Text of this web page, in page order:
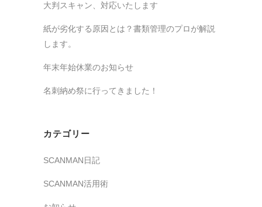
大判スキャン、対応いたします
紙が劣化する原因とは？書類管理のプロが解説
します。
年末年始休業のお知らせ
名刺納め祭に行ってきました！
カテゴリー
SCANMAN日記
SCANMAN活用術